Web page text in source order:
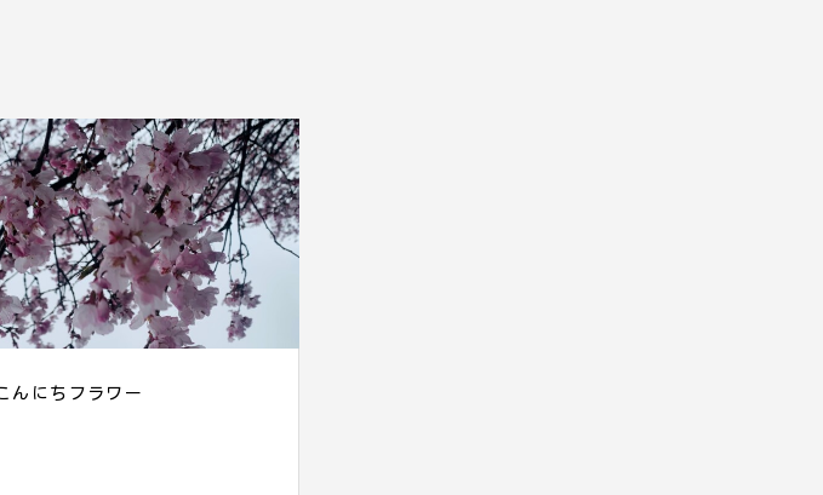
んにちフラワー